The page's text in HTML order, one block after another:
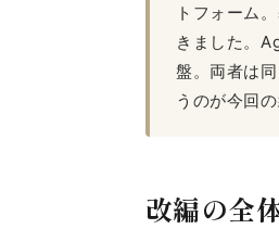
トフォーム
きました。
盤。両者は
うのが今回
改編の全